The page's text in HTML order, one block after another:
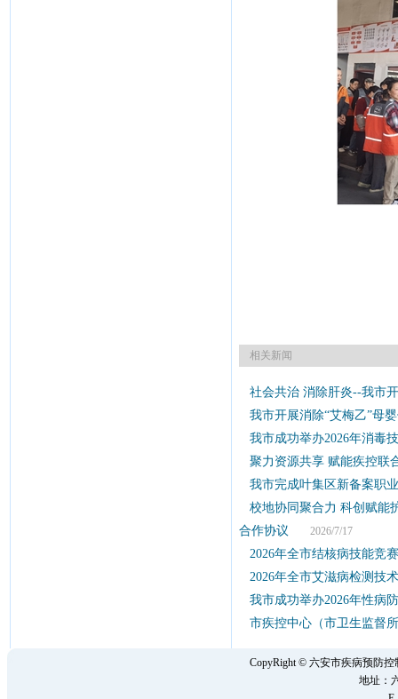
相关新闻
社会共治 消除肝炎--我市
我市开展消除“艾梅乙”母
我市成功举办2026年消毒
聚力资源共享 赋能疾控联
我市完成叶集区新备案职
校地协同聚合力 科创赋能
合作协议 2026/7/17
2026年全市结核病技能竞
2026年全市艾滋病检测技
我市成功举办2026年性病
市疾控中心（市卫生监督
CopyRight © 六安市疾病预防
地址：